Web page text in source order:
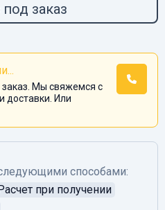
заказ
Мы свяжемся с
доставки. Или
способами:
при получении